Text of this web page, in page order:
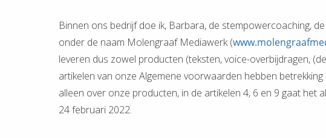
Binnen ons bedrijf doe ik, Barbara, de stempowercoaching,
onder de naam Molengraaf Mediawerk (
leveren dus zowel producten (teksten, voice-overbijdragen,
artikelen van onze Algemene voorwaarden hebben
alleen over onze producten, in de artikelen 4, 6 en 9 gaat
24 februari 2022.